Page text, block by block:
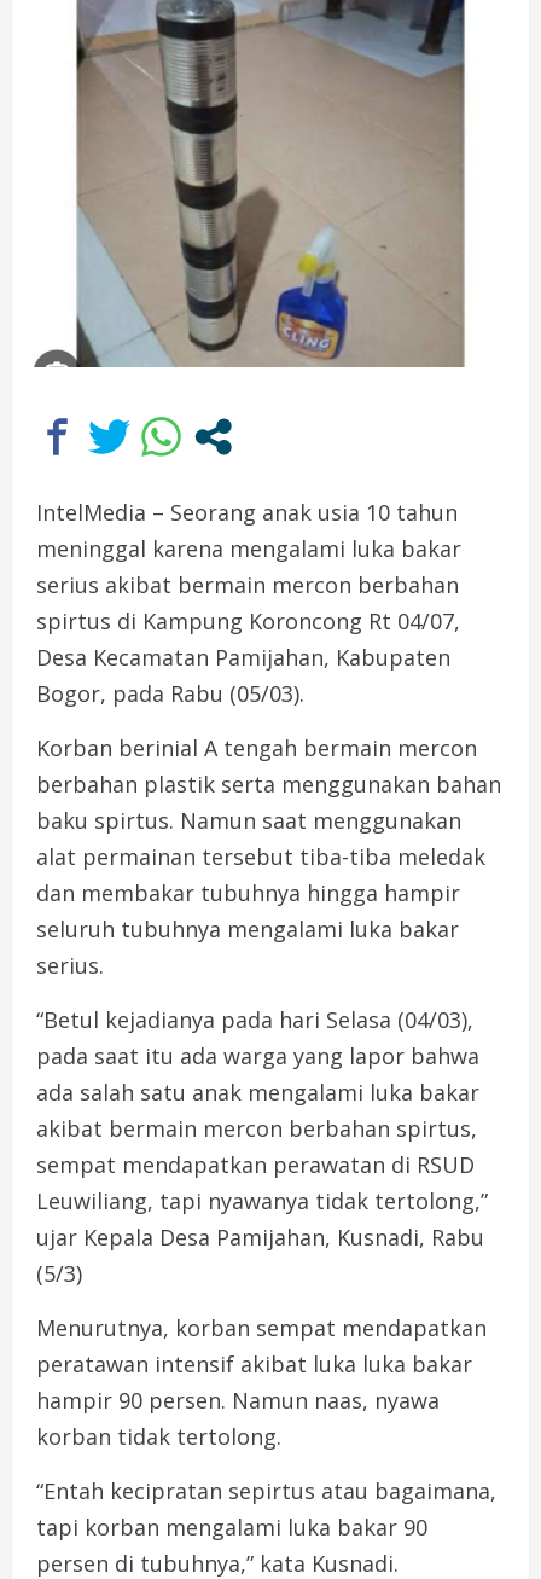
IntelMedia – Seorang anak usia 10 tahun
meninggal karena mengalami luka bakar
serius akibat bermain mercon berbahan
spirtus di Kampung Koroncong Rt 04/07,
Desa Kecamatan Pamijahan, Kabupaten
Bogor, pada Rabu (05/03).
Korban berinial A tengah bermain mercon
berbahan plastik serta menggunakan bahan
baku spirtus. Namun saat menggunakan
alat permainan tersebut tiba-tiba meledak
dan membakar tubuhnya hingga hampir
seluruh tubuhnya mengalami luka bakar
serius.
“Betul kejadianya pada hari Selasa (04/03),
pada saat itu ada warga yang lapor bahwa
ada salah satu anak mengalami luka bakar
akibat bermain mercon berbahan spirtus,
sempat mendapatkan perawatan di RSUD
Leuwiliang, tapi nyawanya tidak tertolong,”
ujar Kepala Desa Pamijahan, Kusnadi, Rabu
(5/3)
Menurutnya, korban sempat mendapatkan
peratawan intensif akibat luka luka bakar
hampir 90 persen. Namun naas, nyawa
korban tidak tertolong.
“Entah kecipratan sepirtus atau bagaimana,
tapi korban mengalami luka bakar 90
persen di tubuhnya,” kata Kusnadi.